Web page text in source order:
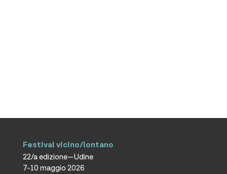
Festival vicino/lontano
22/a edizione—Udine
7-10 maggio 2026